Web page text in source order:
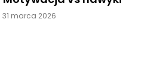
31 marca 2026